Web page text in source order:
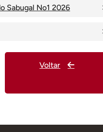
Sabugal No1 2026
Voltar